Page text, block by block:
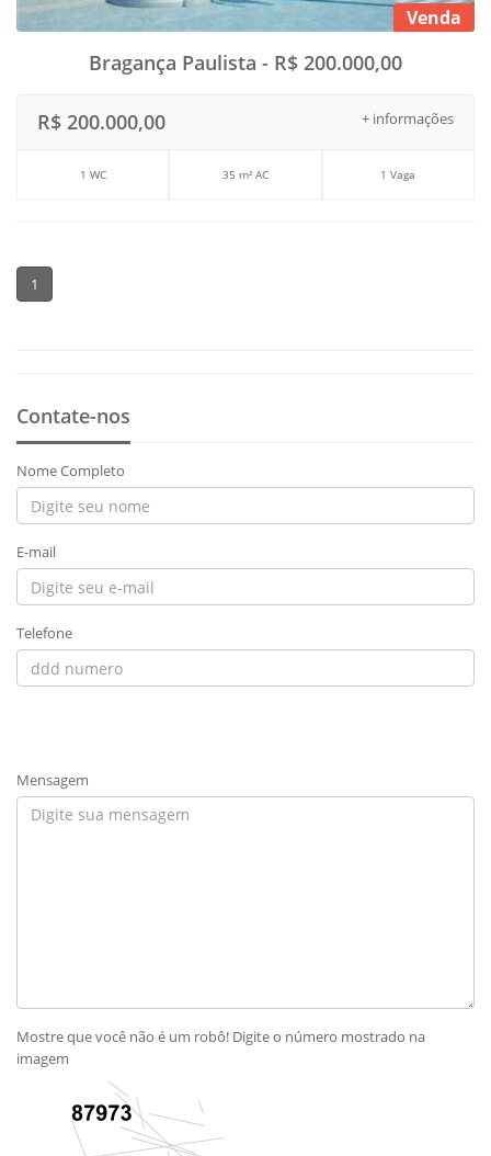
Venda
Bragança Paulista - R$ 200.000,00
+ informações
R$ 200.000,00
1 WC 35 m² AC 1 Vaga
1
Contate-nos
Nome Completo
E-mail
Telefone
Mensagem
Mostre que você não é um robô! Digite o número mostrado na
imagem